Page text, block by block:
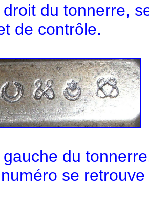
du tonnerre,
de contrôle.
du
se